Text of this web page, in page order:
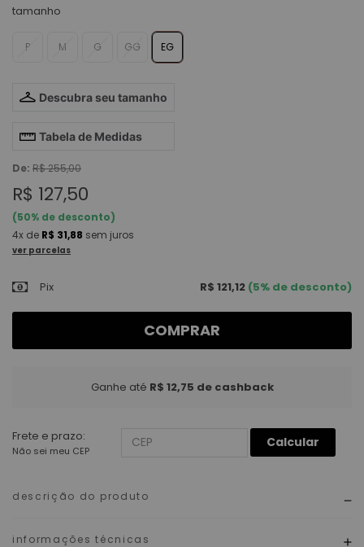
tamanho
P M G GG EG
Descubra seu tamanho
Tabela de Medidas
De: R$ 255,00
R$ 127,50
(50% de desconto)
4x de R$ 31,88 sem juros
ver parcelas
Pix R$ 121,12 (5% de desconto)
COMPRAR
Ganhe até R$ 12,75 de cashback
Frete e prazo:
Não sei meu CEP
Calcular
descrição do produto
informações técnicas